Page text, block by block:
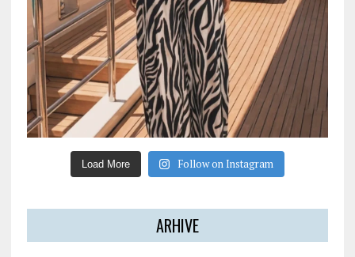
Load More Follow on Instagram
ARHIVE